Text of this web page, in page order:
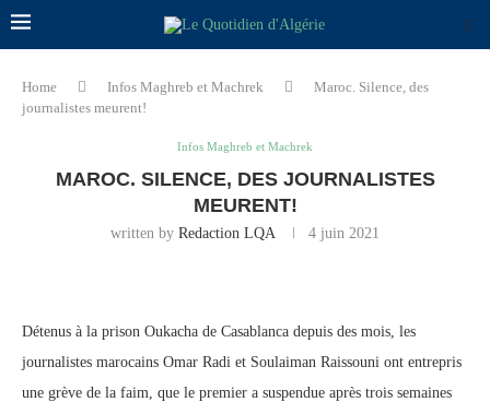
Home Infos Maghreb et Machrek
Maroc. Silence, des
journalistes meurent!
Infos Maghreb et Machrek
MAROC. SILENCE, DES JOURNALISTES
MEURENT!
written by Redaction LQA 4 juin 2021
Détenus à la prison Oukacha de Casablanca depuis des mois, les
journalistes marocains Omar Radi et Soulaiman Raissouni ont entrepris
une grève de la faim, que le premier a suspendue après trois semaines